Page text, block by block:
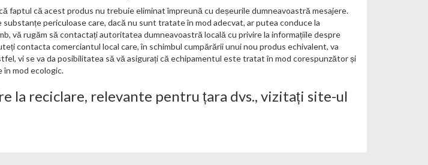
faptul că acest produs nu trebuie eliminat împreună cu deșeurile dumneavoastră mesajere.
periculoase care, dacă nu sunt tratate în mod adecvat, ar putea conduce la
vă rugăm să contactați autoritatea dumneavoastră locală cu privire la informațiile despre
contacta comerciantul local care, în schimbul cumpărării unui nou produs echivalent, va
vi se va da posibilitatea să vă asigurați că echipamentul este tratat în mod corespunzător și
mod ecologic.
la reciclare, relevante pentru țara dvs., vizitați site-ul